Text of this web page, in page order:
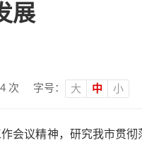
展
次 字号： 大 中 小
会议精神，研究我市贯